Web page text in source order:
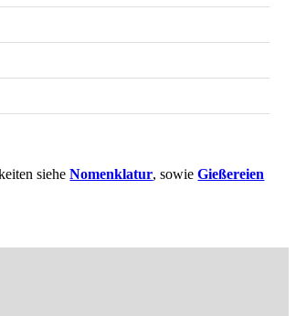
sieheNomenklatur, sowieGießereien